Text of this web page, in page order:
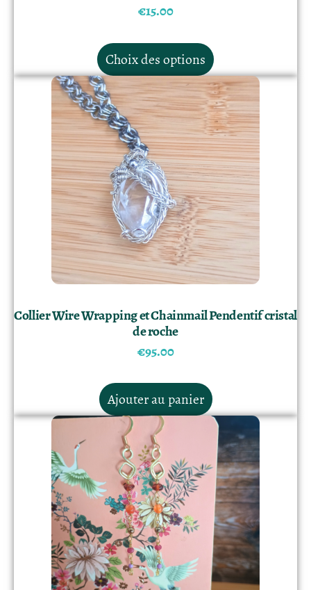
€15.00
Choix des options
Collier Wire Wrapping et Chainmail Pendentif cristal
de roche
€95.00
Ajouter au panier